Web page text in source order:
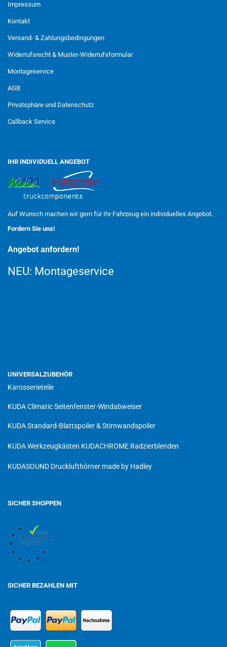
Impressum
Kontakt
Versand- & Zahlungsbedingungen
Widerrufsrecht & Muster-Widerrufsformular
Montageservice
AGB
Privatsphäre und Datenschutz
Callback Service
IHR INDIVIDUELL ANGEBOT
Auf Wunsch machen wir gern für Ihr Fahrzeug ein individuelles Angebot.
Fordern Sie uns!
Angebot anfordern!
NEU: Montageservice
UNIVERSALZUBEHÖR
Karosserieteile
KUDA Climatic Seitenfenster-Windabweiser
KUDA Standard-Blattspoiler & Stirnwandspoiler
KUDA Werkzeugkästen KUDACHROME Radzierblenden
KUDASOUND Drucklufthörner made by Hadley
SICHER SHOPPEN
SICHER BEZAHLEN MIT